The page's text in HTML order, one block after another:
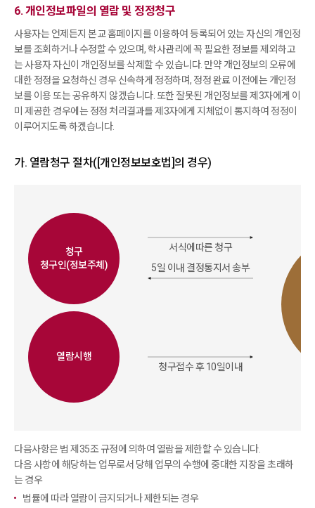
6. 개인정보파일의 열람 및 정정청구
사용자는 언제든지 본교 홈페이지를 이용하여 등록되어 있는 자신의 개인정
보를 조회하거나 수정할 수 있으며, 학사관리에 꼭 필요한 정보를 제외하고
는 사용자 자신이 개인정보를 삭제할 수 있습니다. 만약 개인정보의 오류에
대한 정정을 요청하신 경우 신속하게 정정하며, 정정 완료 이전에는 개인정
보를 이용 또는 공유하지 않겠습니다. 또한 잘못된 개인정보를 제3자에게 이
미 제공한 경우에는 정정 처리결과를 제3자에게 지체없이 통지하여 정정이
이루어지도록 하겠습니다.
가. 열람청구 절차([개인정보보호법]의 경우)
청구
청구인(정보주체)
서식에따른 청구
5일 이내 결정통지서 송부
열람시행
청구접수 후 10일이내
다음사항은 법 제35조 규정에 의하여 열람을 제한할 수 있습니다.
다음 사항에 해당하는 업무로서 당해 업무의 수행에 중대한 지장을 초래하
는 경우
법률에 따라 열람이 금지되거나 제한되는 경우